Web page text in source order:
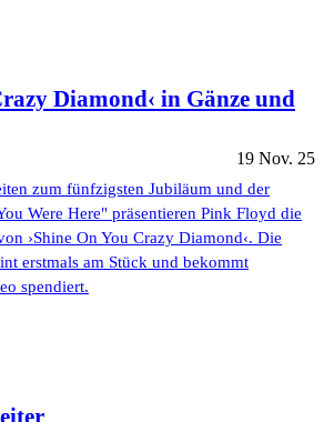
Diamond‹ in Gänze und
19 Nov. 25
zum fünfzigsten Jubiläum und der
Were Here" präsentieren Pink Floyd die
›Shine On You Crazy Diamond‹. Die
erstmals am Stück und bekommt
spendiert.